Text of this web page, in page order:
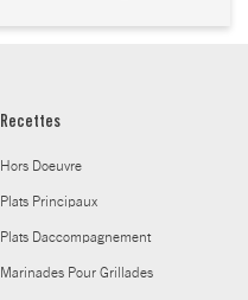
Recettes
Hors Doeuvre
Plats Principaux
Plats Daccompagnement
Marinades Pour Grillades